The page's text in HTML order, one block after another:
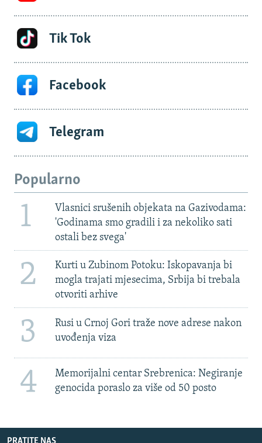
Tik Tok
Facebook
Telegram
Popularno
1
Vlasnici srušenih objekata na Gazivodama:
'Godinama smo gradili i za nekoliko sati
ostali bez svega'
2
Kurti u Zubinom Potoku: Iskopavanja bi
mogla trajati mjesecima, Srbija bi trebala
otvoriti arhive
3
Rusi u Crnoj Gori traže nove adrese nakon
uvođenja viza
4
Memorijalni centar Srebrenica: Negiranje
genocida poraslo za više od 50 posto